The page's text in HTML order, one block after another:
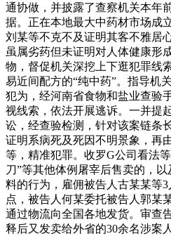
通协做，并披露了查察机关本年
据。正在本地最大中药材市场成
刘某等不克不及证明其客不雅居
虽属劣药但未证明对人体健康形
物，督促机关深挖上下逛犯罪线
易近间配方的“纯中药”。指导机
犯为，经河南省食物和盐业查验
视线索，依法开展逃诉。一并提
讼，经查验检测，针对该案链条
证明系病死及死因不明景象，再
等，精准犯罪。收罗G公司看法
刀”等其他体例屠宰后售卖的，
料的行为，雇佣被告人古某某等
点，被告人何某委托被告人郭某
通过物流向全国各地发货。审查
释后又发卖给外省的30余名涉案